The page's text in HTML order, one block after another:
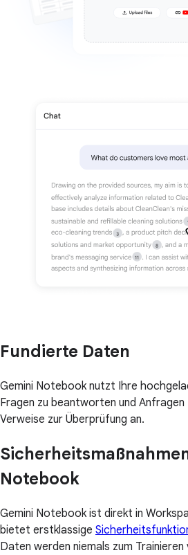
Fundierte Daten
Gemini Notebook nutzt Ihre
Fragen zu beantworten und
Verweise zur Überprüfung an.
Notebook
Gemini Notebook ist direkt in
bietet erstklassige
Daten werden niemals zum Trainieren